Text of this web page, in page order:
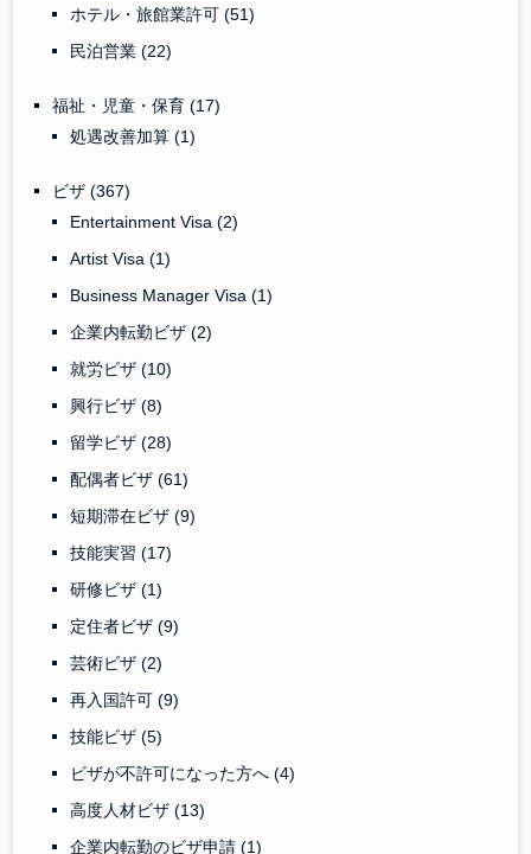
ホテル・旅館業許可(51)
民泊営業(22)
福祉・児童・保育(17)
処遇改善加算(1)
ビザ(367)
Entertainment Visa(2)
Artist Visa(1)
Business Manager Visa(1)
企業内転勤ビザ(2)
就労ビザ(10)
興行ビザ(8)
留学ビザ(28)
配偶者ビザ(61)
短期滞在ビザ(9)
技能実習(17)
研修ビザ(1)
定住者ビザ(9)
芸術ビザ(2)
再入国許可(9)
技能ビザ(5)
ビザが不許可になった方へ(4)
高度人材ビザ(13)
企業内転勤のビザ申請(1)